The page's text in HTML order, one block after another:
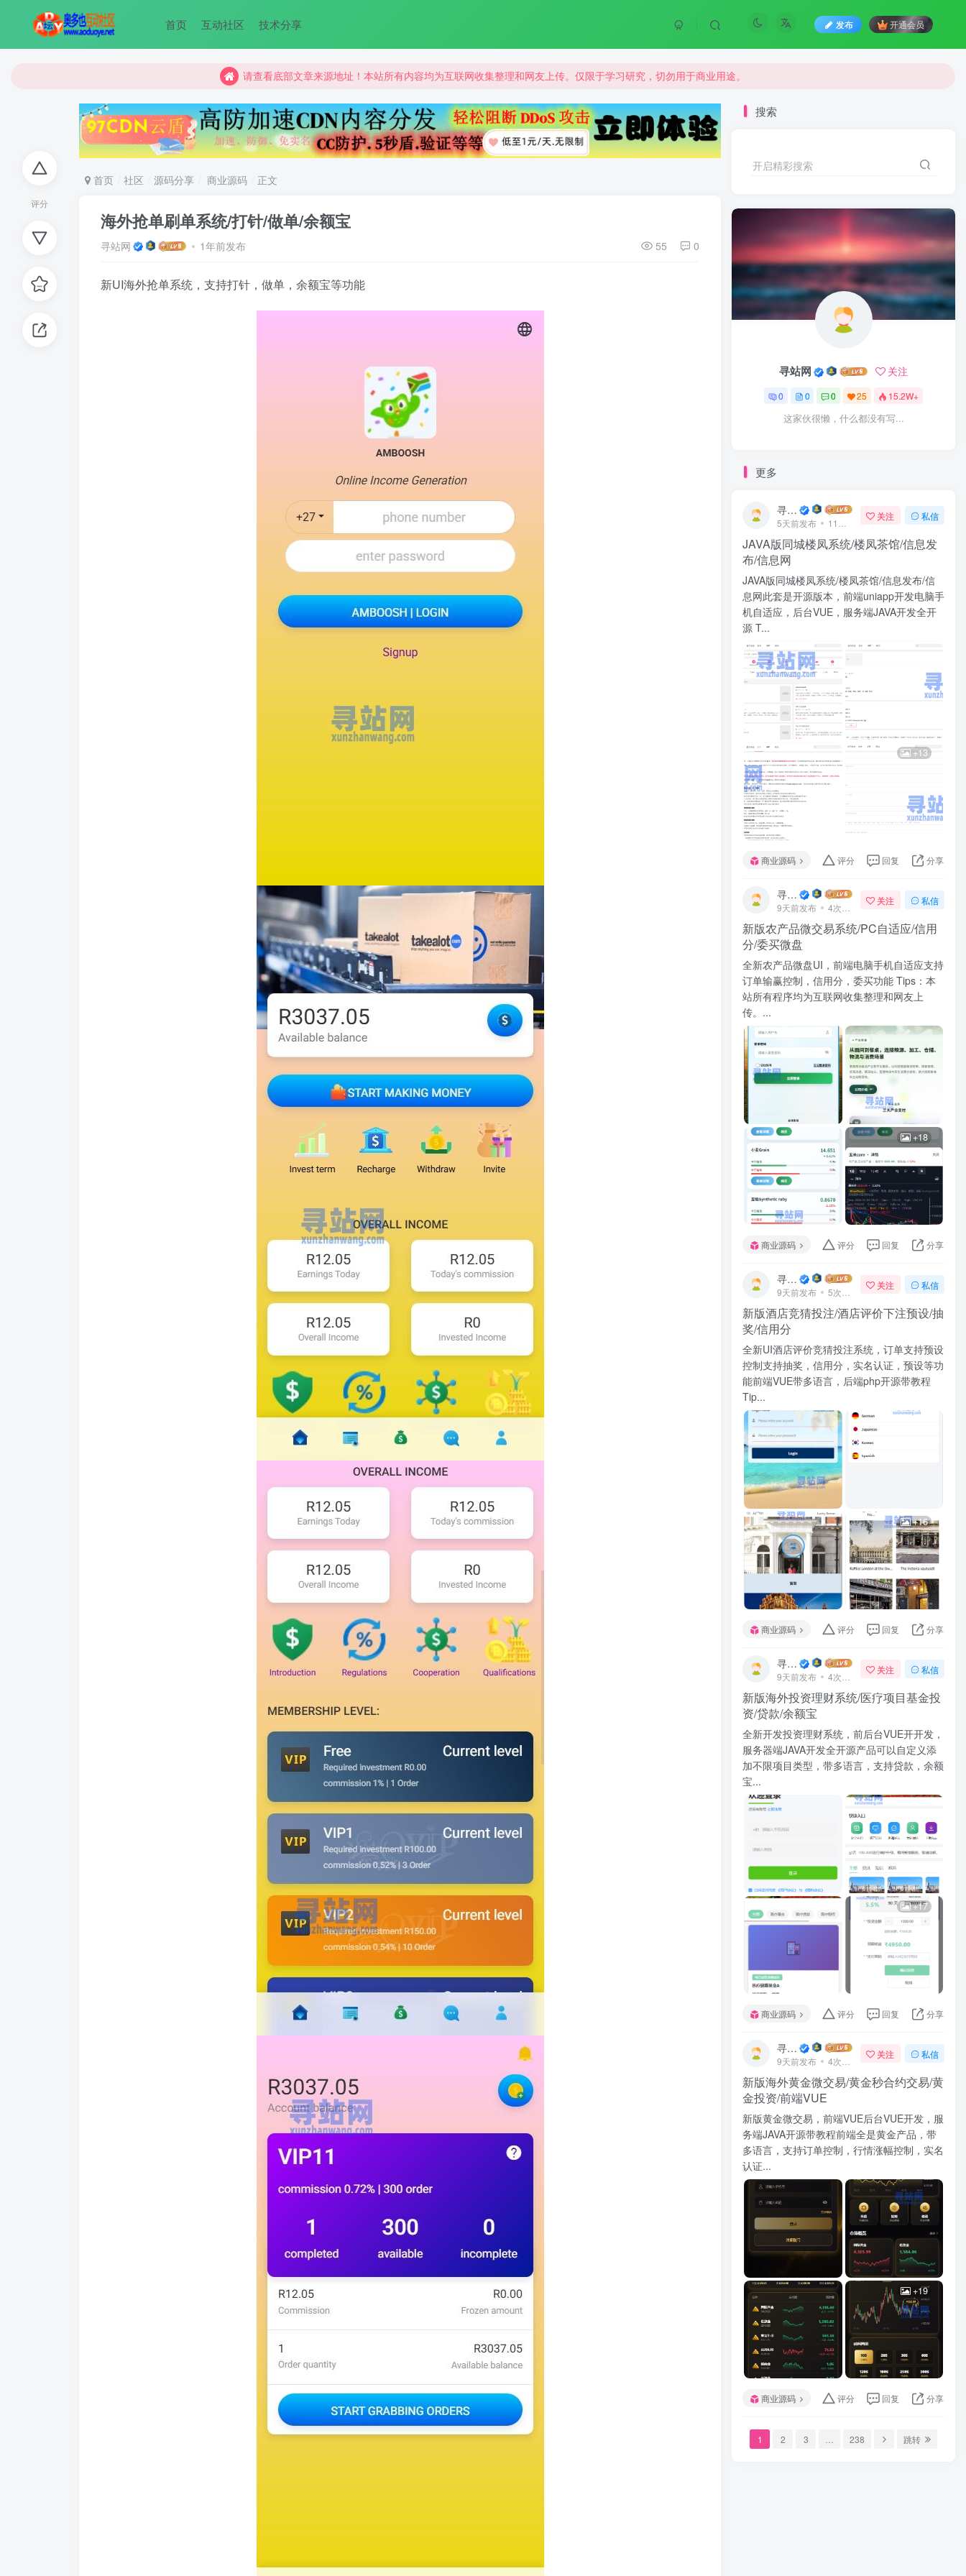
首页 互动社区 技术分享 发布 开通会员
请查看底部文章来源地址！本站所有内容均为互联网收集整理和网友上传。仅限于学习研究，切勿用于商业用途。
请查看底部文章来源地址！本站所有内容均为互联网收集整理和网友上传。仅限于学习研究，切勿用于商业用途。
请查看底部文章来源地址！本站所有内容均为互联网收集整理和网友上传。仅限于学习研究，切勿用于商业用途。
评分
首页 社区 源码分享 商业源码 正文
海外抢单刷单系统/打针/做单/余额宝
寻站网 1年前发布 55 0
新UI海外抢单系统，支持打针，做单，余额宝等功能
搜索
开启精彩搜索
寻站网 关注
0 0 0 25 15.2W+
这家伙很懒，什么都没有写...
更多
寻站网
5天前发布 11次阅读
关注 私信
JAVA版同城楼凤系统/楼凤茶馆/信息发
布/信息网
JAVA版同城楼凤系统/楼凤茶馆/信息发布/信
息网此套是开源版本，前端uniapp开发电脑手
机自适应，后台VUE，服务端JAVA开发全开
源 T...
+13
商业源码 评分 回复 分享
寻站网
9天前发布 4次阅读
关注 私信
新版农产品微交易系统/PC自适应/信用
分/委买微盘
全新农产品微盘UI，前端电脑手机自适应支持
订单输赢控制，信用分，委买功能 Tips：本
站所有程序均为互联网收集整理和网友上
传。...
+18
商业源码 评分 回复 分享
寻站网
9天前发布 5次阅读
关注 私信
新版酒店竞猜投注/酒店评价下注预设/抽
奖/信用分
全新UI酒店评价竞猜投注系统，订单支持预设
控制支持抽奖，信用分，实名认证，预设等功
能前端VUE带多语言，后端php开源带教程
Tip...
+16
商业源码 评分 回复 分享
寻站网
9天前发布 4次阅读
关注 私信
新版海外投资理财系统/医疗项目基金投
资/贷款/余额宝
全新开发投资理财系统，前后台VUE开开发，
服务器端JAVA开发全开源产品可以自定义添
加不限项目类型，带多语言，支持贷款，余额
宝...
+17
商业源码 评分 回复 分享
寻站网
9天前发布 4次阅读
关注 私信
新版海外黄金微交易/黄金秒合约交易/黄
金投资/前端VUE
新版黄金微交易，前端VUE后台VUE开发，服
务端JAVA开源带教程前端全是黄金产品，带
多语言，支持订单控制，行情涨幅控制，实名
认证...
+19
商业源码 评分 回复 分享
1 2 3 238 跳转